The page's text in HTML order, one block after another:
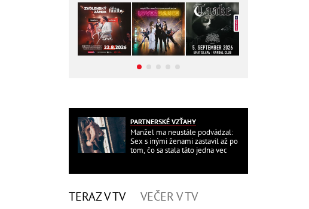
PARTNERSKÉ VZŤAHY
Manžel ma neustále podvádzal:
Sex s inými ženami zastavil až po
tom, čo sa stala táto jedna vec
TERAZ V TV VEČER V TV